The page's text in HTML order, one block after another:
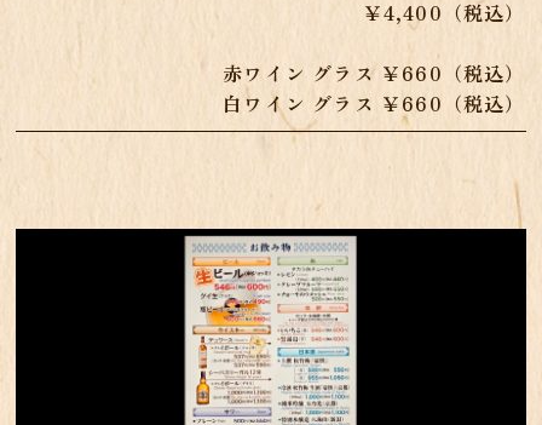
￥4,400（税込）
赤ワイン グラス ￥660（税込）
白ワイン グラス ￥660（税込）